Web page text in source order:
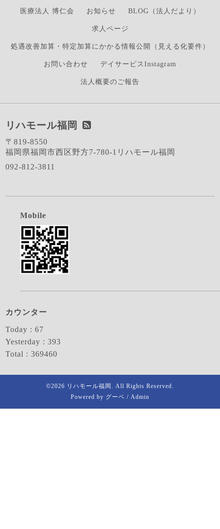
医療法人 博仁会 お知らせ BLOG（法人だより）
求人ページ
処遇改善加算・特定加算にかかる情報公開（見える化要件）
お問い合わせ デイサービスInstagram
法人概要のご報告
リハモール福岡
〒819-8550
福岡県福岡市西区野方7-780-1リハモール福岡
092-812-3811
Mobile
カウンター
Today :67
Yesterday :393
Total :369460
©2026 リハモール福岡 . All Rights Reserved.
Powered by グーペ / Admin